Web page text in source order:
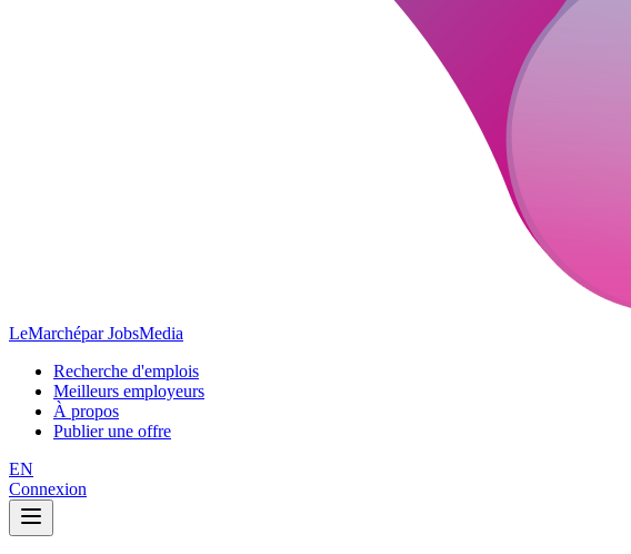
LeMarchépar JobsMedia
Recherche d'emplois
Meilleurs employeurs
À propos
Publier une offre
EN
Connexion